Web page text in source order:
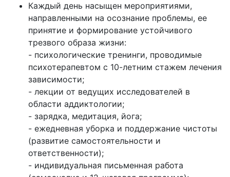
Каждый день насыщен мероприятиями,
направленными на осознание проблемы, ее
принятие и формирование устойчивого
трезвого образа жизни:
- психологические тренинги, проводимые
психотерапевтом с 10-летним стажем лечения
зависимости;
- лекции от ведущих исследователей в
области аддиктологии;
- зарядка, медитация, йога;
- ежедневная уборка и поддержание чистоты
(развитие самостоятельности и
ответственности);
- индивидуальная письменная работа